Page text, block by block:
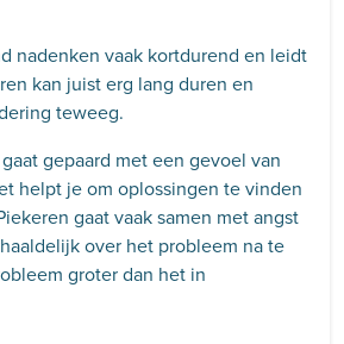
nadenken vaak kortdurend en leidt
kan juist erg lang duren en
teweeg.
gepaard met een gevoel van
helpt je om oplossingen te vinden
gaat vaak samen met angst
over het probleem na te
groter dan het in